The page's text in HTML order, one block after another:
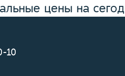
цены на
10